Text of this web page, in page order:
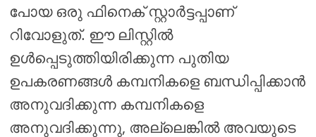
പോയ ഒരു ഫിനെക് സ്റ്റാർട്ടപ്പാണ്
റിവോളുത്. ഈ ലിസ്റ്റിൽ
ഉൾപ്പെടുത്തിയിരിക്കുന്ന പുതിയ
ഉപകരണങ്ങൾ കമ്പനികളെ ബന്ധിപ്പിക്കാൻ
അനുവദിക്കുന്ന കമ്പനികളെ
അനുവദിക്കുന്നു, അല്ലെങ്കിൽ അവയുടെ